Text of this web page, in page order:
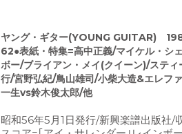
ヤング・ギター(YOUNG GUITAR)
62●表紙・特集=高中正義/マイケル・シ
ボー/ブライアン・メイ(クイーン)/ステ
行/宮野弘紀/鳥山雄司/小柴大造&エレフ
一生vs鈴木俊太郎/他
昭和56年5月1日発行/新興楽譜出版社/